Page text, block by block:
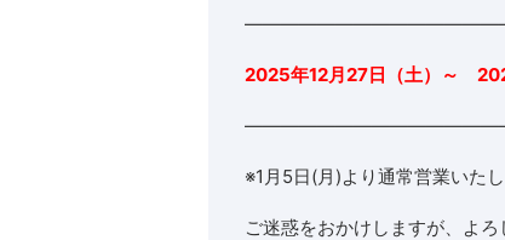
2025年12月27日（土）～
※1月5日(月)より通常営業いたし
ご迷惑をおかけしますが、よろ